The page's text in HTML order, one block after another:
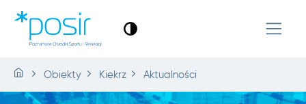
Obiekty Kiekrz Aktualności